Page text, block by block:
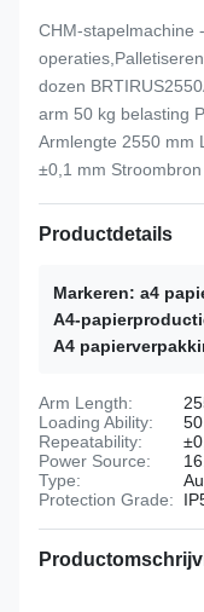
CHM-stapelmachine
dozen
arm 50 kg belasting
Armlengte 2550 mm
±0,1 mm Stroombron
Productdetails
Markeren: a4
A4-
A4
Arm Length:
Loading Ability:
Repeatability:
Power Source:
Type:
Protection Grade: